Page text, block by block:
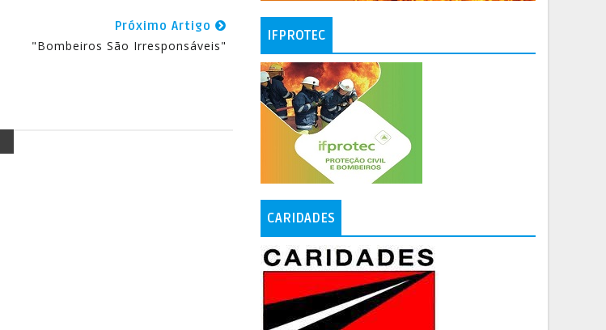
Próximo Artigo
"Bombeiros São Irresponsáveis"
IFPROTEC
CARIDADES